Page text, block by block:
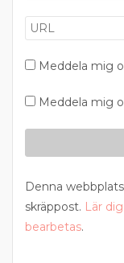
Meddela mig
Meddela mig
Denna
skräppost. Lär
bearbetas.